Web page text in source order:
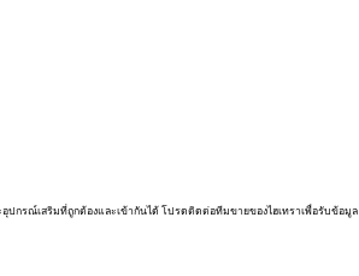
รณ์เสริมที่ถูกต้องและเข้ากันได้ โปรดติดต่อทีมขายของไฮเทราเพื่อรับข้อมูล